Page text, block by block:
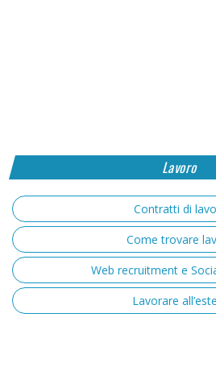
Lavoro
Contratti di
Come trovare
Web recruitment e
Lavorare